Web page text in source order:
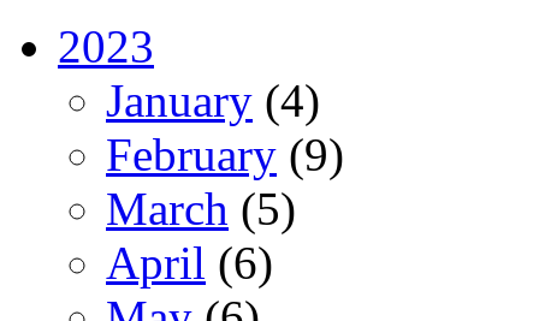
2023
January (4)
February (9)
March (5)
April (6)